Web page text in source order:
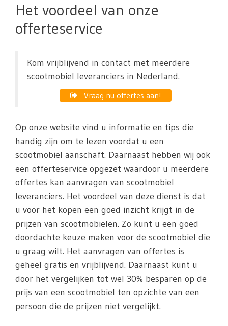
Het voordeel van onze
offerteservice
Kom vrijblijvend in contact met meerdere
scootmobiel leveranciers in Nederland.
Vraag nu offertes aan!
Op onze website vind u informatie en tips die
handig zijn om te lezen voordat u een
scootmobiel aanschaft. Daarnaast hebben wij ook
een offerteservice opgezet waardoor u meerdere
offertes kan aanvragen van scootmobiel
leveranciers. Het voordeel van deze dienst is dat
u voor het kopen een goed inzicht krijgt in de
prijzen van scootmobielen. Zo kunt u een goed
doordachte keuze maken voor de scootmobiel die
u graag wilt. Het aanvragen van offertes is
geheel gratis en vrijblijvend. Daarnaast kunt u
door het vergelijken tot wel 30% besparen op de
prijs van een scootmobiel ten opzichte van een
persoon die de prijzen niet vergelijkt.